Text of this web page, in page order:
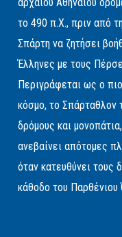
το 490 π.Χ., πριν από
Σπάρτη να ζητήσει
Έλληνες με τους
Περιγράφεται ως ο
κόσμο, το Σπάρταθλον
δρόμους και
ανεβαίνει απότομες
όταν κατευθύνει τους
κάθοδο του Παρθένιου